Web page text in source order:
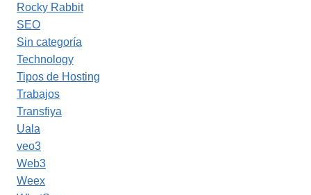
Rocky Rabbit
SEO
Sin categoría
Technology
Tipos de Hosting
Trabajos
Transfiya
Uala
veo3
Web3
Weex